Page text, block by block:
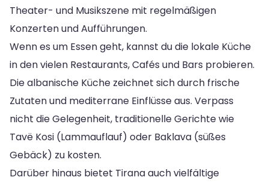
Theater- und Musikszene mit regelmäßigen
Konzerten und Aufführungen.
Wenn es um Essen geht, kannst du die lokale Küche
in den vielen Restaurants, Cafés und Bars probieren.
Die albanische Küche zeichnet sich durch frische
Zutaten und mediterrane Einflüsse aus. Verpass
nicht die Gelegenheit, traditionelle Gerichte wie
Tavë Kosi (Lammauflauf) oder Baklava (süßes
Gebäck) zu kosten.
Darüber hinaus bietet Tirana auch vielfältige